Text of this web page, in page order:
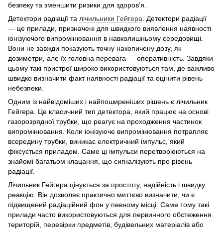
безпеку та зменшити ризики для здоров’я.
Детектори радіації та лічильники Гейгера. Детектори радіації
— це прилади, призначені для швидкого виявлення наявності
іонізуючого випромінювання в навколишньому середовищі.
Вони не завжди показують точну накопичену дозу, як
дозиметри, але їх головна перевага — оперативність. Завдяки
цьому такі пристрої широко використовуються там, де важливо
швидко визначити факт наявності радіації та оцінити рівень
небезпеки.
Одним із найвідоміших і найпоширеніших рішень є лічильник
Гейгера. Це класичний тип детектора, який працює на основі
газорозрядної трубки, що реагує на проходження частинок
випромінювання. Коли іонізуюче випромінювання потрапляє
всередину трубки, виникає електричний імпульс, який
фіксується приладом. Саме ці імпульси перетворюються на
знайомі багатьом клацання, що сигналізують про рівень
радіації.
Лічильник Гейгера цінується за простоту, надійність і швидку
реакцію. Він дозволяє практично миттєво визначити, чи є
підвищений радіаційний фон у певному місці. Саме тому такі
прилади часто використовуються для первинного обстеження
територій, перевірки предметів, будівельних матеріалів або